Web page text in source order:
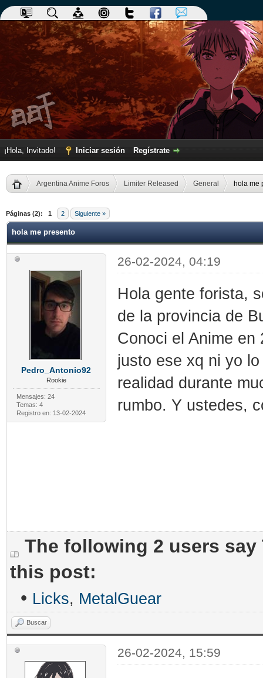
¡Hola, Invitado! Iniciar sesión Regístrate
Argentina Anime Foros Limiter Released General hola me
Páginas (2): 1 2 Siguiente »
hola me presento
Pedro_Antonio92
Rookie
Mensajes: 24
Temas: 4
Registro en: 13-02-2024
26-02-2024, 04:19
Hola gente forista,
de la provincia de
Conoci el Anime en
justo ese xq ni yo
realidad durante
rumbo. Y ustedes,
The following 2 users
this post:
• Licks, MetalGuear
Buscar
26-02-2024, 15:59